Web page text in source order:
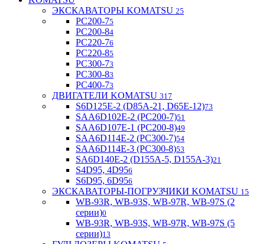
ЭКСКАВАТОРЫ KOMATSU 25
PC200-75
PC200-84
PC220-76
PC220-85
PC300-73
PC300-83
PC400-73
ДВИГАТЕЛИ KOMATSU 317
S6D125E-2 (D85A-21, D65E-12)73
SAA6D102E-2 (PC200-7)51
SAA6D107E-1 (PC200-8)49
SAA6D114E-2 (PC300-7)54
SAA6D114E-3 (PC300-8)53
SA6D140E-2 (D155A-5, D155A-3)21
S4D95, 4D956
S6D95, 6D956
ЭКСКАВАТОРЫ-ПОГРУЗЧИКИ KOMATSU 15
WB-93R, WB-93S, WB-97R, WB-97S (2
серии)0
WB-93R, WB-93S, WB-97R, WB-97S (5
серии)13